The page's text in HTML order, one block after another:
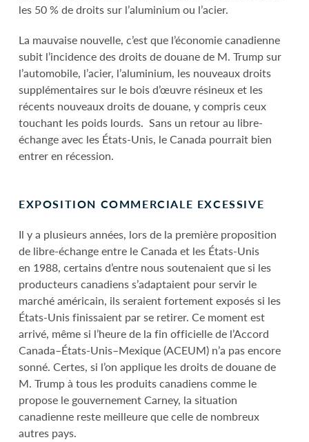
les 50 % de droits sur l’aluminium ou l’acier.
La mauvaise nouvelle, c’est que l’économie canadienne
subit l’incidence des droits de douane de M. Trump sur
l’automobile, l’acier, l’aluminium, les nouveaux droits
supplémentaires sur le bois d’œuvre résineux et les
récents nouveaux droits de douane, y compris ceux
touchant les poids lourds. Sans un retour au libre-
échange avec les États-Unis, le Canada pourrait bien
entrer en récession.
EXPOSITION COMMERCIALE EXCESSIVE
Il y a plusieurs années, lors de la première proposition
de libre-échange entre le Canada et les États-Unis
en 1988, certains d’entre nous soutenaient que si les
producteurs canadiens s’adaptaient pour servir le
marché américain, ils seraient fortement exposés si les
États-Unis finissaient par se retirer. Ce moment est
arrivé, même si l’heure de la fin officielle de l’Accord
Canada–États-Unis–Mexique (ACEUM) n’a pas encore
sonné. Certes, si l’on applique les droits de douane de
M. Trump à tous les produits canadiens comme le
propose le gouvernement Carney, la situation
canadienne reste meilleure que celle de nombreux
autres pays.